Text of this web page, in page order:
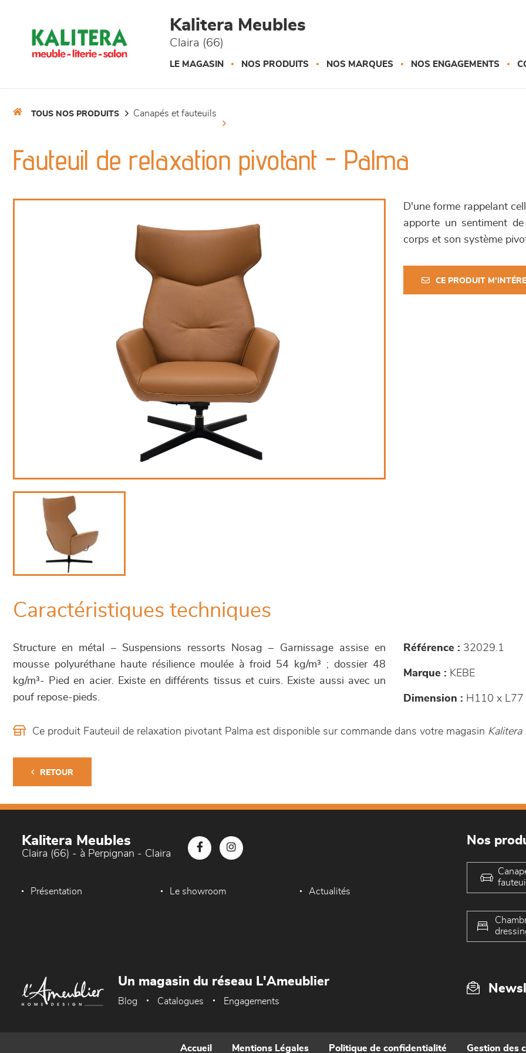
Kalitera Meubles
Claira (66)
LE MAGASIN NOS PRODUITS NOS MARQUES NOS ENGAGEMENTS
TOUS NOS PRODUITS canapés et fauteuils
Fauteuil de relaxation pivotant - Palma
D'une forme rappelant
apporte un sentiment
corps et son système
CE PRODUIT
Caractéristiques techniques
Structure en métal – Suspensions ressorts Nosag – Garnissage assise en
mousse polyuréthane haute résilience moulée à froid 54 kg/m³ ; dossier 48
kg/m³- Pied en acier. Existe en différents tissus et cuirs. Existe aussi avec un
pouf repose-pieds.
Référence : 32029.1
Marque : KEBE
Dimension : H110 x L77
Ce produit Fauteuil de relaxation pivotant Palma est disponible sur commande dans votre magasin
RETOUR
Kalitera Meubles
Claira (66) - à Perpignan - Claira
Présentation Le showroom Actualités
Nos
Un magasin du réseau L'Ameublier
Blog Catalogues Engagements
Accueil Mentions Légales Politique de confidentialité Gestion des